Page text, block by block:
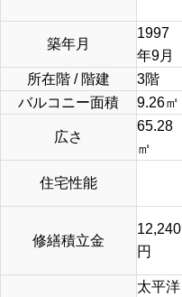
築年月
1997
年9月
所在階 / 階建 3階
バルコニー面積
9.26㎡
広さ
65.28
㎡
住宅性能
修繕積立金
12,240
円
太平洋